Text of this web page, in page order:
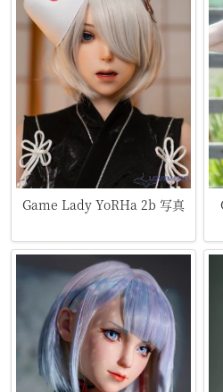
Game Lady YoRHa 2b 写真